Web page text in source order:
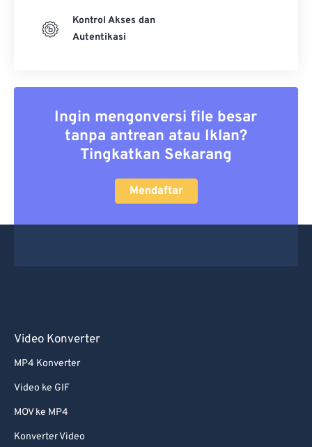
Kontrol Akses dan
Autentikasi
Ingin mengonversi file besar
tanpa antrean atau Iklan?
Tingkatkan Sekarang
Mendaftar
Video Konverter
MP4 Konverter
Video ke GIF
MOV ke MP4
Konverter Video